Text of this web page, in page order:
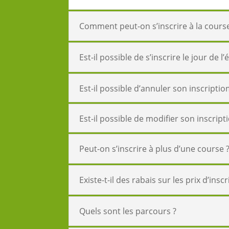
Comment peut-on s’inscrire à la
Est-il possible de s’inscrire le jour de
Est-il possible d’annuler son
Est-il possible de modifier son
Peut-on s’inscrire à plus d’une course ?
Existe-t-il des rabais sur les prix
Quels sont les parcours ?